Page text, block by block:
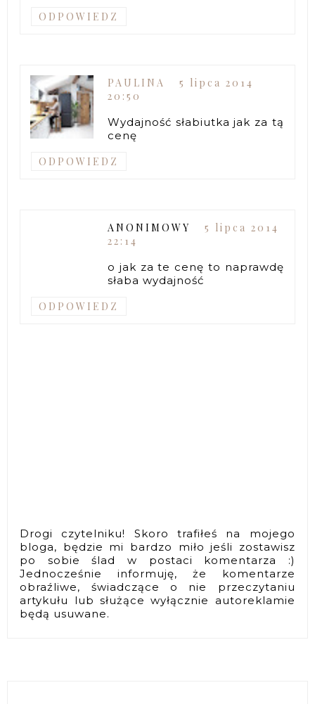
ODPOWIEDZ
PAULINA
5 lipca 2014
20:50
Wydajność słabiutka jak za tą
cenę
ODPOWIEDZ
ANONIMOWY
5 lipca 2014
22:14
o jak za te cenę to naprawdę
słaba wydajność
ODPOWIEDZ
Drogi czytelniku! Skoro trafiłeś na mojego
bloga, będzie mi bardzo miło jeśli zostawisz
po sobie ślad w postaci komentarza :)
Jednocześnie informuję, że komentarze
obraźliwe, świadczące o nie przeczytaniu
artykułu lub służące wyłącznie autoreklamie
będą usuwane.